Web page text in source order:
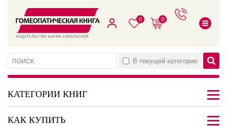
0 0
В текущей категории
КАТЕГОРИИ КНИГ
КАК КУПИТЬ